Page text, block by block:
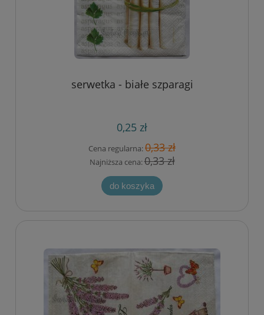
serwetka - białe szparagi
0,25 zł
Cena regularna:0,33 zł
Najniższa cena:0,33 zł
do koszyka